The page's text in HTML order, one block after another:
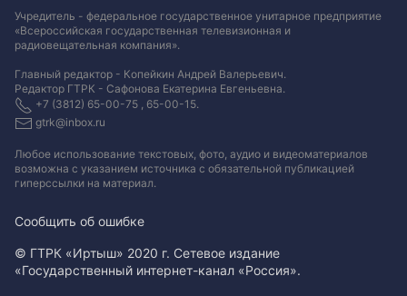
Учредитель - федеральное государственное унитарное предприятие
«Всероссийская государственная телевизионная и
радиовещательная компания».
Главный редактор - Копейкин Андрей Валерьевич.
Редактор ГТРК - Сафонова Екатерина Евгеньевна.
+7 (3812) 65-00-75 , 65-00-15.
gtrk@inbox.ru
Любое использование текстовых, фото, аудио и видеоматериалов
возможна с указанием источника с обязательной публикацией
гиперссылки на материал.
Сообщить об ошибке
© ГТРК «Иртыш» 2020 г. Сетевое издание
«Государственный интернет-канал «Россия».